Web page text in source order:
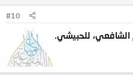
#10
للحبيشي.